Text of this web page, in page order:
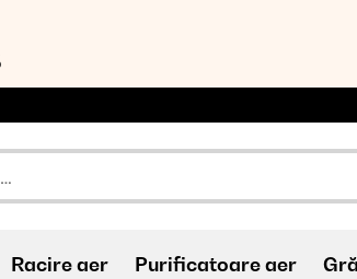
Racire aer Purificatoare aer